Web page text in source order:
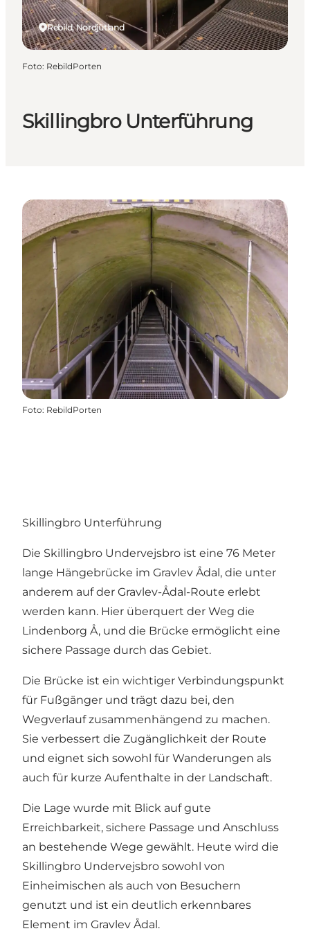
Skillingbro Unterführung
Rebild, Nordjütland
Foto: RebildPorten
Foto: RebildPorten
Skillingbro Unterführung
Die Skillingbro Undervejsbro ist eine 76 Meter
lange Hängebrücke im Gravlev Ådal, die unter
anderem auf der Gravlev-Ådal-Route erlebt
werden kann. Hier überquert der Weg die
Lindenborg Å, und die Brücke ermöglicht eine
sichere Passage durch das Gebiet.
Die Brücke ist ein wichtiger Verbindungspunkt
für Fußgänger und trägt dazu bei, den
Wegverlauf zusammenhängend zu machen.
Sie verbessert die Zugänglichkeit der Route
und eignet sich sowohl für Wanderungen als
auch für kurze Aufenthalte in der Landschaft.
Die Lage wurde mit Blick auf gute
Erreichbarkeit, sichere Passage und Anschluss
an bestehende Wege gewählt. Heute wird die
Skillingbro Undervejsbro sowohl von
Einheimischen als auch von Besuchern
genutzt und ist ein deutlich erkennbares
Element im Gravlev Ådal.